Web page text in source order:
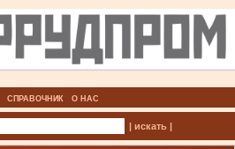
СПРАВОЧНИК О НАС
| искать |